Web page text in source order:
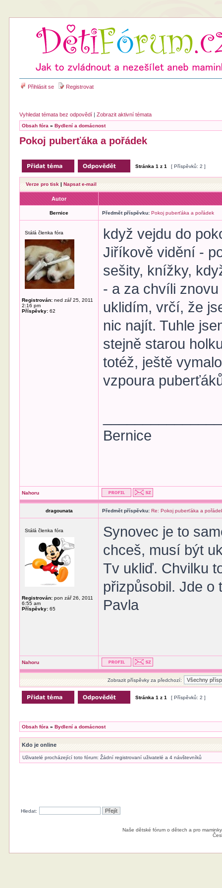
Přihlásit se Registrovat
Vyhledat témata bez odpovědí |Zobrazit aktivní témata
Obsah fóra »Bydlení a domácnost
Pokoj puberťáka a pořádek
Stránka1 z1 [ Příspěvků: 2 ]
Verze pro tisk |Napsat e-mail
Autor
Bernice Předmět příspěvku: Pokoj puberťáka a pořádek
Stálá členka fóra
Registrován: ned zář 25, 2011
2:16 pm
Příspěvky: 62
když vejdu do
Jiříkově vidění -
sešity, knížky,
- a za chvíli
uklidím, vrčí, že
nic najít. Tuhle
stejně starou
totéž, ještě
vzpoura
Bernice
Nahoru
dragounata Předmět příspěvku: Re: Pokoj puberťáka a
Stálá členka fóra
Registrován: pon zář 26, 2011
6:55 am
Příspěvky: 65
Synovec je to
chceš, musí být
Tv ukliď. Chvilku
přizpůsobil. Jde o
Pavla
Nahoru
Zobrazit příspěvky za předchozí:
Stránka1 z1 [ Příspěvků: 2 ]
Obsah fóra »Bydlení a domácnost
Kdo je online
Uživatelé procházející toto fórum: Žádní registrovaní uživatelé a 4 návštevníků
Hledat:
Naše dětské fórum o dětech a pro